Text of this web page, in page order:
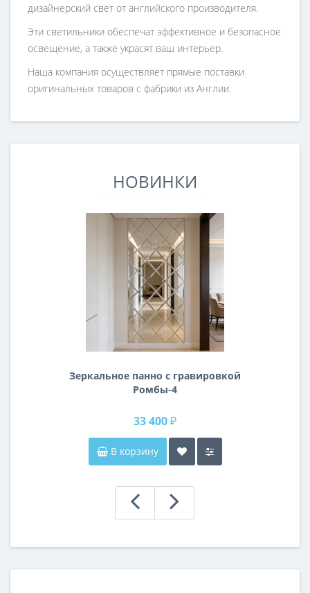
дизайнерский свет от английского производителя.
Эти светильники обеспечат эффективное и безопасное
освещение, а также украсят ваш интерьер.
Наша компания осуществляет прямые поставки
оригинальных товаров с фабрики из Англии.
НОВИНКИ
Зеркальное панно с гравировкой
Ромбы-4
33 400 ₽
В корзину